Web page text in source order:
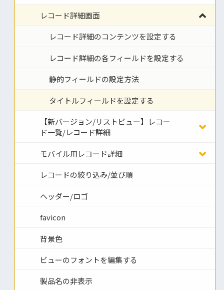
レコード詳細画面
レコード詳細のコンテンツを設定する
レコード詳細の各フィールドを設定する
静的フィールドの設定方法
タイトルフィールドを設定する
【新バージョン/リストビュー】レコー
ド一覧/レコード詳細
モバイル用レコード詳細
レコードの絞り込み/並び順
ヘッダー/ロゴ
favicon
背景色
ビューのフォントを編集する
製品名の非表示